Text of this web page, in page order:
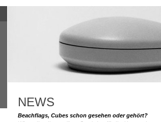
NEWS
Beachflags, Cubes schon gesehen oder gehört?